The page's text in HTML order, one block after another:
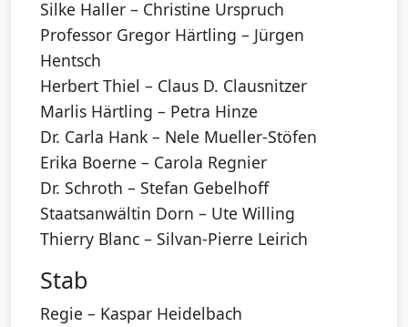
Silke Haller – Christine Urspruch
Professor Gregor Härtling – Jürgen
Hentsch
Herbert Thiel – Claus D. Clausnitzer
Marlis Härtling – Petra Hinze
Dr. Carla Hank – Nele Mueller-Stöfen
Erika Boerne – Carola Regnier
Dr. Schroth – Stefan Gebelhoff
Staatsanwältin Dorn – Ute Willing
Thierry Blanc – Silvan-Pierre Leirich
Stab
Regie – Kaspar Heidelbach